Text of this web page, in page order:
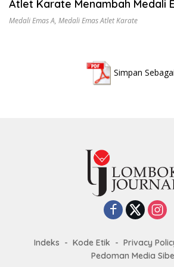
Atlet Karate Menambah Medali
Medali Emas A, Medali Emas Atlet Karate
Simpan
Indeks Kode Etik Privacy
Pedoman Media